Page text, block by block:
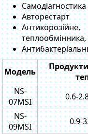
Самодіагностика
Авторестарт
Модель
NS-
07MSI
0.6-
NS-
09MSI
0.9-